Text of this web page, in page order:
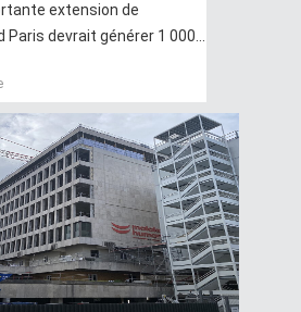
extension de
Paris devrait générer 1 000...